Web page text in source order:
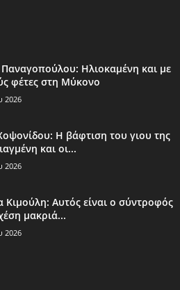
Παναγοπούλου: Ηλιοκαμένη και με
φέτες στη Μύκονο
2026
Η βάφτιση του γιου της
και οι...
2026
Κιμούλη: Αυτός είναι ο σύντροφός
μακριά...
2026